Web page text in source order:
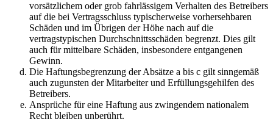
vorsätzlichem oder grob fahrlässigem Verhalten des Betreibers
auf die bei Vertragsschluss typischerweise vorhersehbaren
Schäden und im Übrigen der Höhe nach auf die
vertragstypischen Durchschnittsschäden begrenzt. Dies gilt
auch für mittelbare Schäden, insbesondere entgangenen
Gewinn.
Die Haftungsbegrenzung der Absätze a bis c gilt sinngemäß
auch zugunsten der Mitarbeiter und Erfüllungsgehilfen des
Betreibers.
Ansprüche für eine Haftung aus zwingendem nationalem
Recht bleiben unberührt.